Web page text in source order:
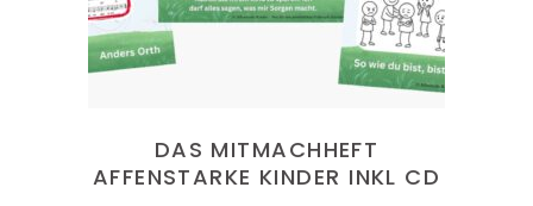
DAS MITMACHHEFT
AFFENSTARKE KINDER INKL CD